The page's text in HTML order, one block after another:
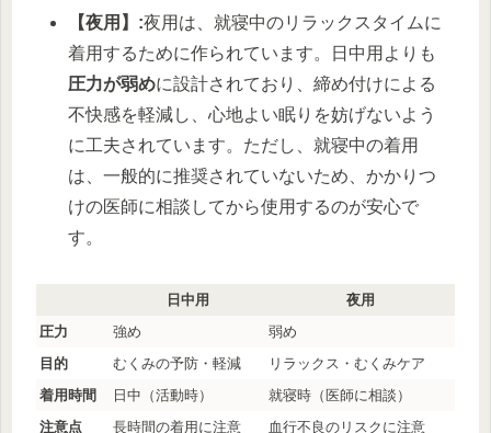
【夜用】:夜用は、就寝中のリラックスタイムに
着用するために作られています。日中用よりも
圧力が弱めに設計されており、締め付けによる
不快感を軽減し、心地よい眠りを妨げないよう
に工夫されています。ただし、就寝中の着用
は、一般的に推奨されていないため、かかりつ
けの医師に相談してから使用するのが安心で
す。
日中用
夜用
圧力
強め
弱め
目的
むくみの予防・軽減
リラックス・むくみケア
着用時間
日中（活動時）
就寝時（医師に相談）
注意点
長時間の着用に注意 血行不良のリスクに注意